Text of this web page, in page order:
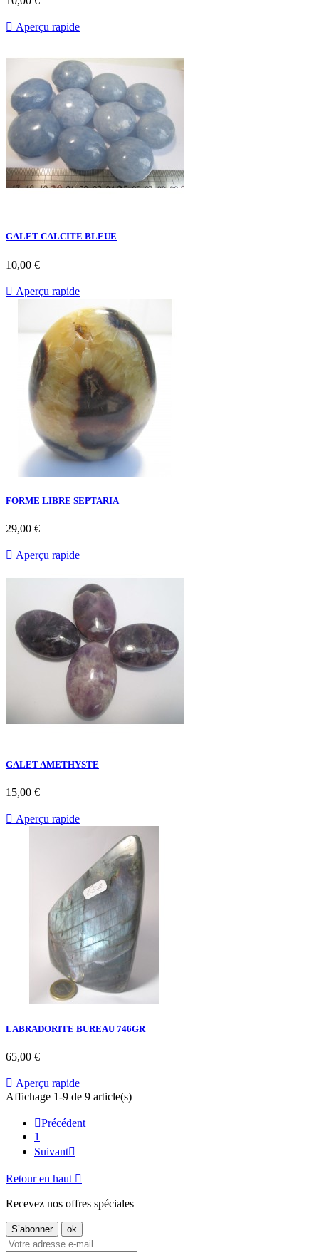
 Aperçu rapide
GALET CALCITE BLEUE
10,00 €
 Aperçu rapide
FORME LIBRE SEPTARIA
29,00 €
 Aperçu rapide
GALET AMETHYSTE
15,00 €
 Aperçu rapide
LABRADORITE BUREAU 746GR
65,00 €
 Aperçu rapide
Affichage 1-9 de 9 article(s)
Précédent
1
Suivant
Retour en haut 
Recevez nos offres spéciales